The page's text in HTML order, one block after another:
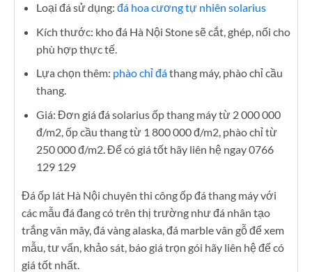
Loại đá sử dụng: đá hoa cương tự nhiên solarius
Kích thước: kho đá Hà Nội Stone sẽ cắt, ghép, nối cho
phù hợp thực tế.
Lựa chọn thêm: phào chỉ đáthang máy, phào chỉ cầu
thang.
Giá: Đơn giá đá solarius ốp thang máy từ 2 000 000
đ/m2, ốp cầu thang từ 1 800 000 đ/m2, phào chỉ từ
250 000 đ/m2. Để có giá tốt hãy liên hệ ngay 0766
129 129
Đá ốp lát Hà Nội chuyên thi công ốp đá thang máy với
các mẫu đá đang có trên thị trường như đá nhân tạo
trắng vân mây, đá vàng alaska, đá marble vân gỗ để xem
mẫu, tư vấn, khảo sát, báo giá trọn gói hãy liên hệ để có
giá tốt nhất.